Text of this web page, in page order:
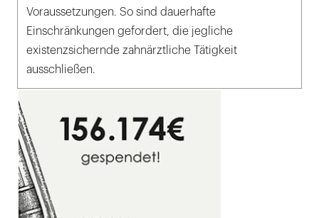
Voraussetzungen. So sind dauerhafte
Einschränkungen gefordert, die jegliche
existenzsichernde zahnärztliche Tätigkeit
ausschließen.